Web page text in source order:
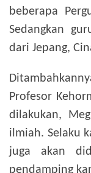
beberapa
Sedangkan
dari Jepang,
Profesor
dilakukan,
ilmiah. Selaku
juga akan
pendamping